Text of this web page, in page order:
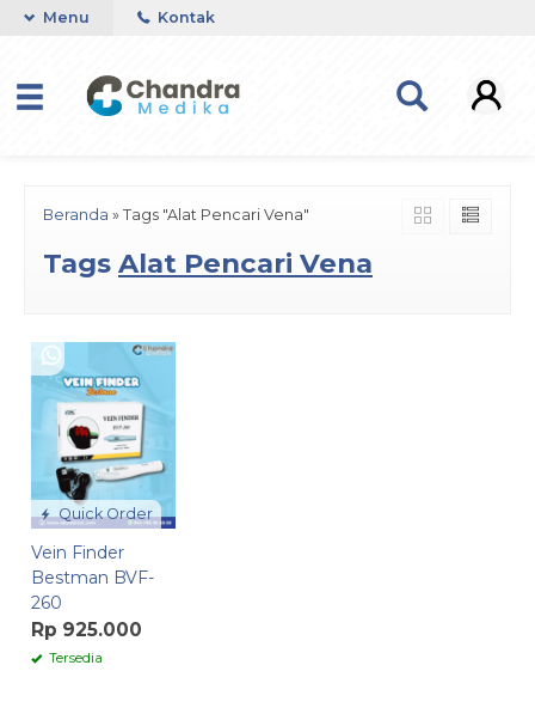
Menu Kontak
Beranda » Tags "Alat Pencari Vena"
Tags Alat Pencari Vena
Quick Order
Vein Finder
Bestman BVF-
260
Rp 925.000
Tersedia